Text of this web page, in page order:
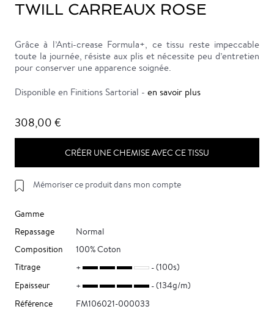
TWILL CARREAUX ROSE
Grâce à l’Anti-crease Formula+, ce tissu reste impeccable
toute la journée, résiste aux plis et nécessite peu d’entretien
pour conserver une apparence soignée.
Disponible en Finitions Sartorial - en savoir plus
308,00 €
CRÉER UNE CHEMISE AVEC CE TISSU
Mémoriser ce produit dans mon compte
Gamme
Repassage
Normal
Composition
100% Coton
Titrage
(100s)
Epaisseur
(134g/m)
Référence
FM106021-000033